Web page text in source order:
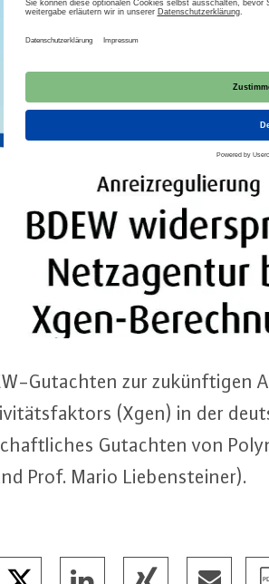
Gut­ach­ten zur zu­künf­ti­gen
(Xgen) in der
Gutachten von
Prof. Mario Lie­ben­stei­ner).